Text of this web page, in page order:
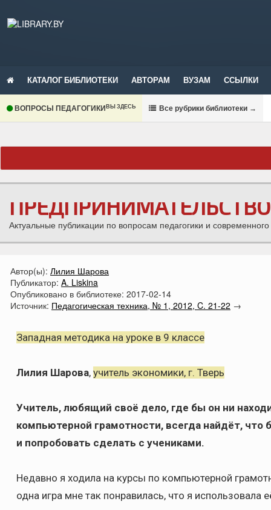
КАТАЛОГ БИБЛИОТЕКИ АВТОРАМ ВУЗАМ ССЫЛКИ
ВОПРОСЫ ПЕДАГОГИКИВЫ ЗДЕСЬ Все рубрики библиотеки →
Актуальные публикации по вопросам педагогики и
Автор(ы): Лилия Шарова
Публикатор: A. Liskina
Опубликовано в библиотеке: 2017-02-14
Источник: Педагогическая техника, № 1, 2012, C. 21-22 →
Западная методика на уроке в 9 классе
Лилия Шарова, учитель экономики, г. Тверь
Учитель, любящий своё дело, где бы он ни
компьютерной грамотности, всегда найдёт, что
и попробовать сделать с учениками.
Недавно я ходила на курсы по компьютерной
одна игра мне так понравилась, что я использовала